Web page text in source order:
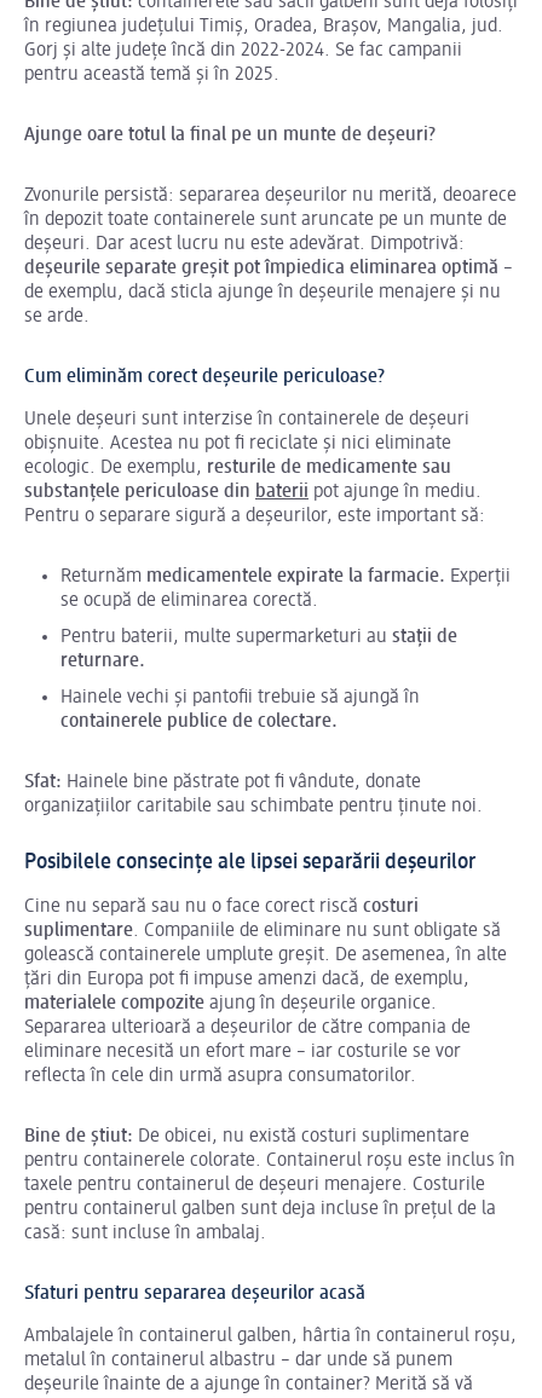
în regiunea județului Timiș, Oradea, Brașov, Mangalia, jud.
Gorj și alte județe încă din 2022-2024. Se fac campanii
pentru această temă și în 2025.
Ajunge oare totul la final pe un munte de deșeuri?
Zvonurile persistă: separarea deșeurilor nu merită, deoarece
în depozit toate containerele sunt aruncate pe un munte de
deșeuri. Dar acest lucru nu este adevărat. Dimpotrivă:
deșeurile separate greșit pot împiedica eliminarea optimă –
de exemplu, dacă sticla ajunge în deșeurile menajere și nu
se arde.
Cum eliminăm corect deșeurile periculoase?
Unele deșeuri sunt interzise în containerele de deșeuri
obișnuite. Acestea nu pot fi reciclate și nici eliminate
ecologic. De exemplu, resturile de medicamente sau
substanțele periculoase din baterii pot ajunge în mediu.
Pentru o separare sigură a deșeurilor, este important să:
Returnăm medicamentele expirate la farmacie. Experții
se ocupă de eliminarea corectă.
Pentru baterii, multe supermarketuri au stații de
returnare.
Hainele vechi și pantofii trebuie să ajungă în
containerele publice de colectare.
Sfat: Hainele bine păstrate pot fi vândute, donate
organizațiilor caritabile sau schimbate pentru ținute noi.
Posibilele consecințe ale lipsei separării deșeurilor
Cine nu separă sau nu o face corect riscă costuri
suplimentare. Companiile de eliminare nu sunt obligate să
golească containerele umplute greșit. De asemenea, în alte
țări din Europa pot fi impuse amenzi dacă, de exemplu,
materialele compozite ajung în deșeurile organice.
Separarea ulterioară a deșeurilor de către compania de
eliminare necesită un efort mare – iar costurile se vor
reflecta în cele din urmă asupra consumatorilor.
Bine de știut: De obicei, nu există costuri suplimentare
pentru containerele colorate. Containerul roșu este inclus în
taxele pentru containerul de deșeuri menajere. Costurile
pentru containerul galben sunt deja incluse în prețul de la
casă: sunt incluse în ambalaj.
Sfaturi pentru separarea deșeurilor acasă
Ambalajele în containerul galben, hârtia în containerul roșu,
metalul în containerul albastru – dar unde să punem
deșeurile înainte de a ajunge în container? Merită să vă